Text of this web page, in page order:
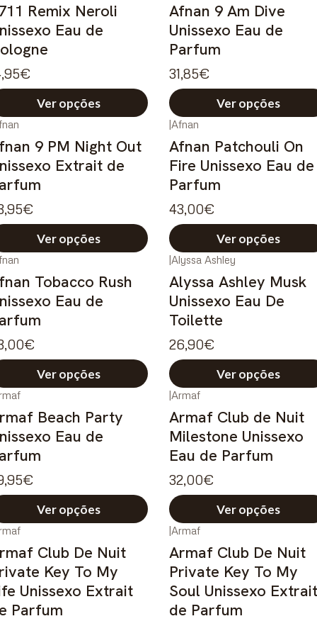
Remix Neroli
Eau de
Ver opções
Afnan 9 Am Dive
Unissexo Eau de
Parfum
31,85€
Ver opções
9 PM Night Out
Extrait de
Ver opções
|Afnan
Afnan Patchouli On
Fire Unissexo Eau de
Parfum
43,00€
Ver opções
Tobacco Rush
Eau de
Ver opções
Novo
|Alyssa Ashley
Alyssa Ashley Musk
Unissexo Eau De
Toilette
26,90€
Ver opções
Beach Party
Eau de
Ver opções
|Armaf
Armaf Club de Nuit
Milestone Unissexo
Eau de Parfum
32,00€
Ver opções
Club De Nuit
Key To My
Unissexo Extrait
Parfum
|Armaf
Armaf Club De Nuit
Private Key To My
Soul Unissexo Extrait
de Parfum